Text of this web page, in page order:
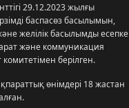
29.12.2023 жылғы
баспасөз басылымын,
желілік басылымды есепке
және коммуникация
комитетімен берілген.
өнімдері 18 жастан